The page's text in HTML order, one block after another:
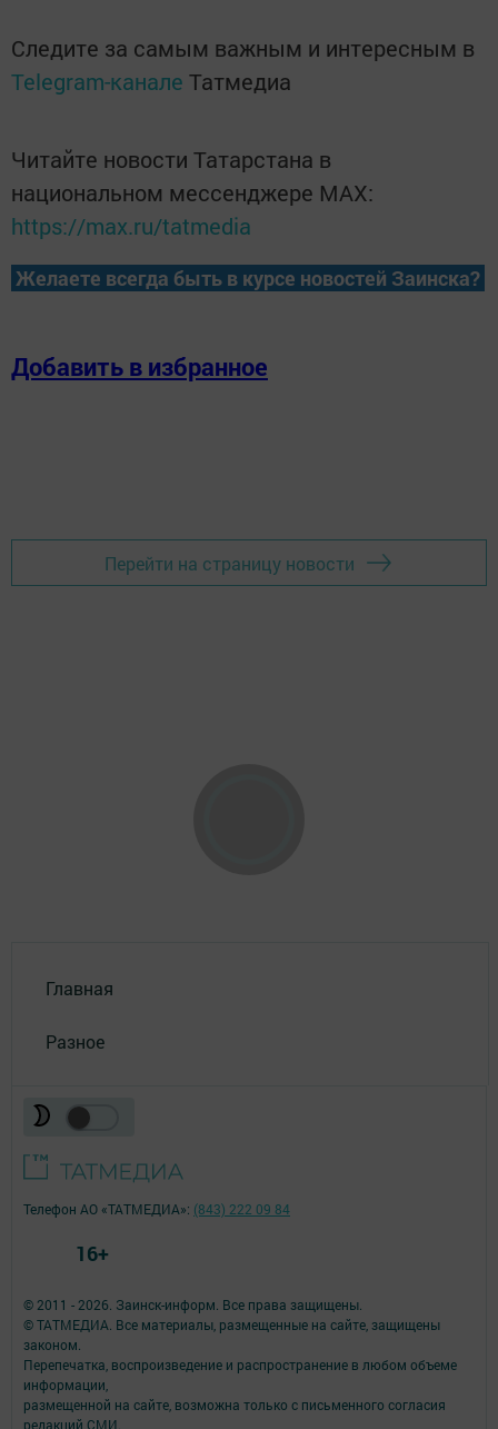
Следите за самым важным и интересным в
Telegram-канале Татмедиа
Читайте новости Татарстана в
национальном мессенджере MАХ:
https://max.ru/tatmedia
Желаете всегда быть в курсе новостей Заинска?
Добавить в избранное
Перейти на страницу новости
Главная
Разное
© 2011 - 2026. Заинск-информ. Все права защищены.
© ТАТМЕДИА. Все материалы, размещенные на сайте, защищены
законом.
Перепечатка, воспроизведение и распространение в любом объеме
информации,
размещенной на сайте, возможна только с письменного согласия
редакций СМИ.
Телефон АО «ТАТМЕДИА»: (843) 222 09 84
16+